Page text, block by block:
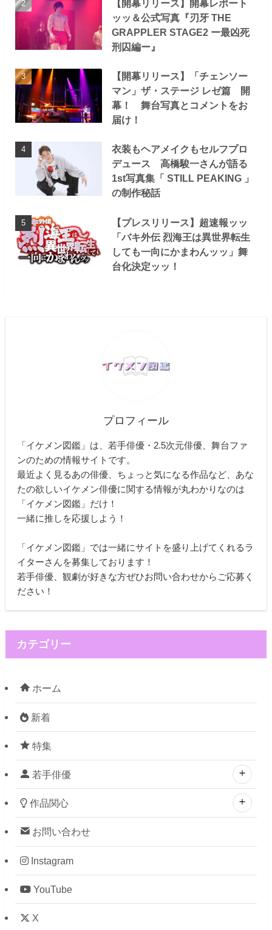
【開幕リリース】開幕レポート
ッッ＆公式写真『刃牙 THE
GRAPPLER STAGE2 ー最凶死
刑囚編ー』
【開幕リリース】「チェンソー
マン」ザ・ステージ レゼ篇 開
幕！ 舞台写真とコメントをお
届け！
衣装もヘアメイクもセルフプロ
デュース 高橋駿一さんが語る
1st写真集「 STILL PEAKING 」
の制作秘話
【プレスリリース】超速報ッッ
「バキ外伝 烈海王は異世界転生
しても一向にかまわんッッ」舞
台化決定ッッ！
プロフィール
「イケメン図鑑」は、若手俳優・2.5次元俳優、舞台ファ
ンのための情報サイトです。
最近よく見るあの俳優、ちょっと気になる作品など、あな
たの欲しいイケメン俳優に関する情報が丸わかりなのは
「イケメン図鑑」だけ！
一緒に推しを応援しよう！
「イケメン図鑑」では一緒にサイトを盛り上げてくれるラ
イターさんを募集しております！
若手俳優、観劇が好きな方ぜひお問い合わせからご応募く
ださい！
カテゴリー
ホーム
新着
特集
若手俳優
作品関心
お問い合わせ
Instagram
YouTube
X